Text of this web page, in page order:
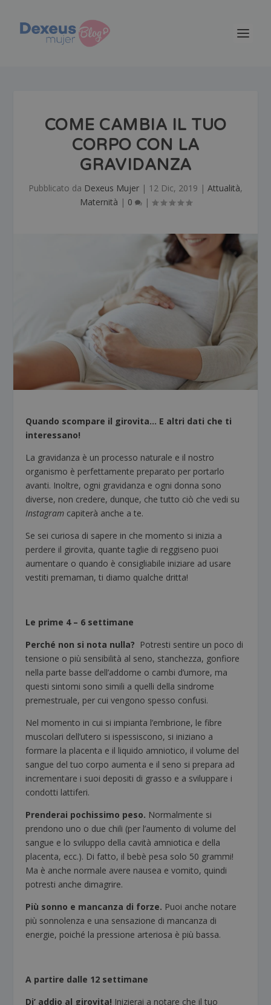
COME CAMBIA IL TUO
CORPO CON LA
GRAVIDANZA
Pubblicato da Dexeus Mujer | 12 Dic, 2019 | Attualità,
Maternità | 0 |
Quando scompare il girovita… E altri dati che ti
interessano!
La gravidanza è un processo naturale e il nostro
organismo è perfettamente preparato per portarlo
avanti. Inoltre, ogni gravidanza e ogni donna sono
diverse, non credere, dunque, che tutto ciò che vedi su
Instagram capiterà anche a te.
Se sei curiosa di sapere in che momento si inizia a
perdere il girovita, quante taglie di reggiseno puoi
aumentare o quando è consigliabile iniziare ad usare
vestiti premaman, ti diamo qualche dritta!
Le prime 4 – 6 settimane
Perché non si nota nulla? Potresti sentire un poco di
tensione o più sensibilità al seno, stanchezza, gonfiore
nella parte basse dell’addome o cambi d’umore, ma
questi sintomi sono simili a quelli della sindrome
premestruale, per cui vengono spesso confusi.
Nel momento in cui si impianta l’embrione, le fibre
muscolari dell’utero si ispessiscono, si iniziano a
formare la placenta e il liquido amniotico, il volume del
sangue del tuo corpo aumenta e il seno si prepara ad
incrementare i suoi depositi di grasso e a sviluppare i
condotti lattiferi.
Prenderai pochissimo peso. Normalmente si
prendono uno o due chili (per l’aumento di volume del
sangue e lo sviluppo della cavità amniotica e della
placenta, ecc.). Di fatto, il bebè pesa solo 50 grammi!
Ma è anche normale avere nausea e vomito, quindi
potresti anche dimagrire.
Più sonno e mancanza di forze. Puoi anche notare
più sonnolenza e una sensazione di mancanza di
energie, poiché la pressione arteriosa è più bassa.
A partire dalle 12 settimane
Di’ addio al girovita! Inizierai a notare che il tuo